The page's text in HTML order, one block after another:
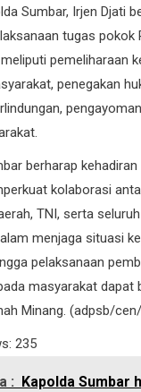
Sumbar, Irjen Djati
tugas pokok
pemeliharaan
penegakan
berharap
kolaborasi
TNI, serta
menjaga situasi
pelaksanaan
masyarakat dapat
Minang. (adpsb/
235
: Kapolda Sumbar